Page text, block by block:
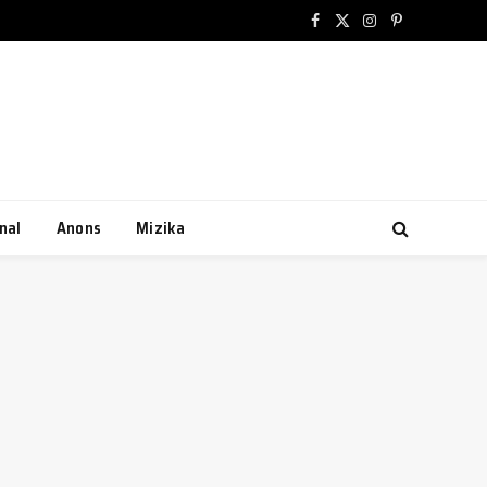
Facebook
X
Instagram
Pinterest
Anons Mizika